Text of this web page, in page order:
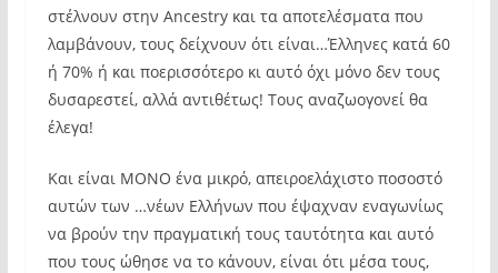
στέλνουν στην Ancestry και τα αποτελέσματα που
λαμβάνουν, τους δείχνουν ότι είναι…Έλληνες κατά 60
ή 70% ή και ποερισσότερο κι αυτό όχι μόνο δεν τους
δυσαρεστεί, αλλά αντιθέτως! Τους αναζωογονεί θα
έλεγα!
Και είναι ΜΟΝΟ ένα μικρό, απειροελάχιστο ποσοστό
αυτών των …νέων Ελλήνων που έψαχναν εναγωνίως
να βρούν την πραγματική τους ταυτότητα και αυτό
που τους ώθησε να το κάνουν, είναι ότι μέσα τους,